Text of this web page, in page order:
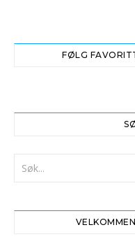
FØLG